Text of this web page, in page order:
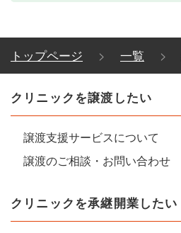
トップページ 一覧
クリニックを譲渡したい
譲渡支援サービスについて
譲渡のご相談・お問い合わせ
クリニックを承継開業したい